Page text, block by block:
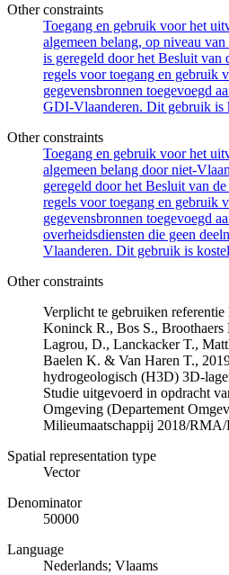
Other constraints
Toegang en gebruik voor het
algemeen belang, op niveau
is geregeld door het Besluit van
regels voor toegang en gebruik
gegevensbronnen toegevoegd
GDI-Vlaanderen. Dit gebruik is
Other constraints
Toegang en gebruik voor het
algemeen belang door niet-
geregeld door het Besluit van
regels voor toegang en gebruik
gegevensbronnen toegevoegd
overheidsdiensten die geen
Vlaanderen. Dit gebruik is
Other constraints
Verplicht te gebruiken
Koninck R., Bos S.,
Lagrou, D., Lanckacker T.,
Baelen K. & Van Haren T.,
hydrogeologisch (H3D) 3D-
Studie uitgevoerd in opdracht
Omgeving (Departement
Milieumaatschappij 2018/
Spatial representation type
Vector
Denominator
50000
Language
Nederlands; Vlaams